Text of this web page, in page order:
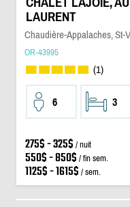
LAURENT
Chaudière-Appalaches, St-
OR-43995
(1)
6 3
275$ - 325$ / nuit
550$ - 850$ / fin sem.
1125$ - 1615$ / sem.